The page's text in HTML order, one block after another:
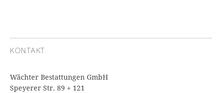
KONTAKT
Wächter Bestattungen GmbH
Speyerer Str. 89 + 121